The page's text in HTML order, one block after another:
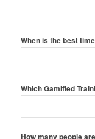
When is the best
Which Gamified
How many people